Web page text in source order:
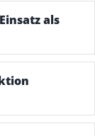
als